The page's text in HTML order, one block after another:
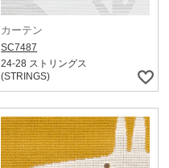
カーテン
SC7487
24-28 ストリングス
(STRINGS)